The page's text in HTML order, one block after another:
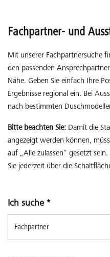
Fachpartner- und
Mit unserer Fachpartnersuche
den passenden
Nähe. Geben Sie einfach Ihre
Ergebnisse regional ein. Bei
nach bestimmten
Bitte beachten Sie: Damit die
angezeigt werden können,
auf „Alle zulassen“ gesetzt
Sie jederzeit über die
Ich suche *